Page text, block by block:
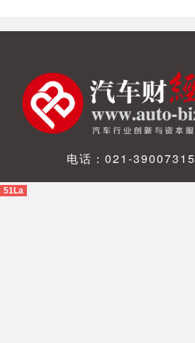
电话：021-39007315
51La